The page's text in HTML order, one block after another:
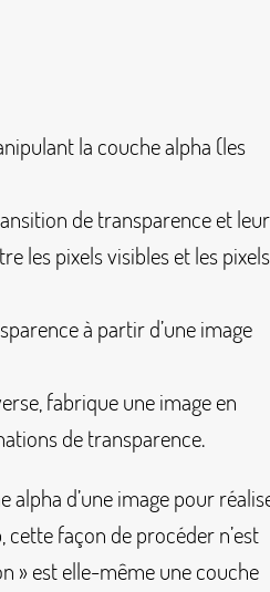
la couche alpha (les
de transparence et leur
les pixels visibles et les pixels
à partir d’une image
fabrique une image en
de transparence.
alpha d’une image pour
façon de procéder n’est
» est elle-même une couche